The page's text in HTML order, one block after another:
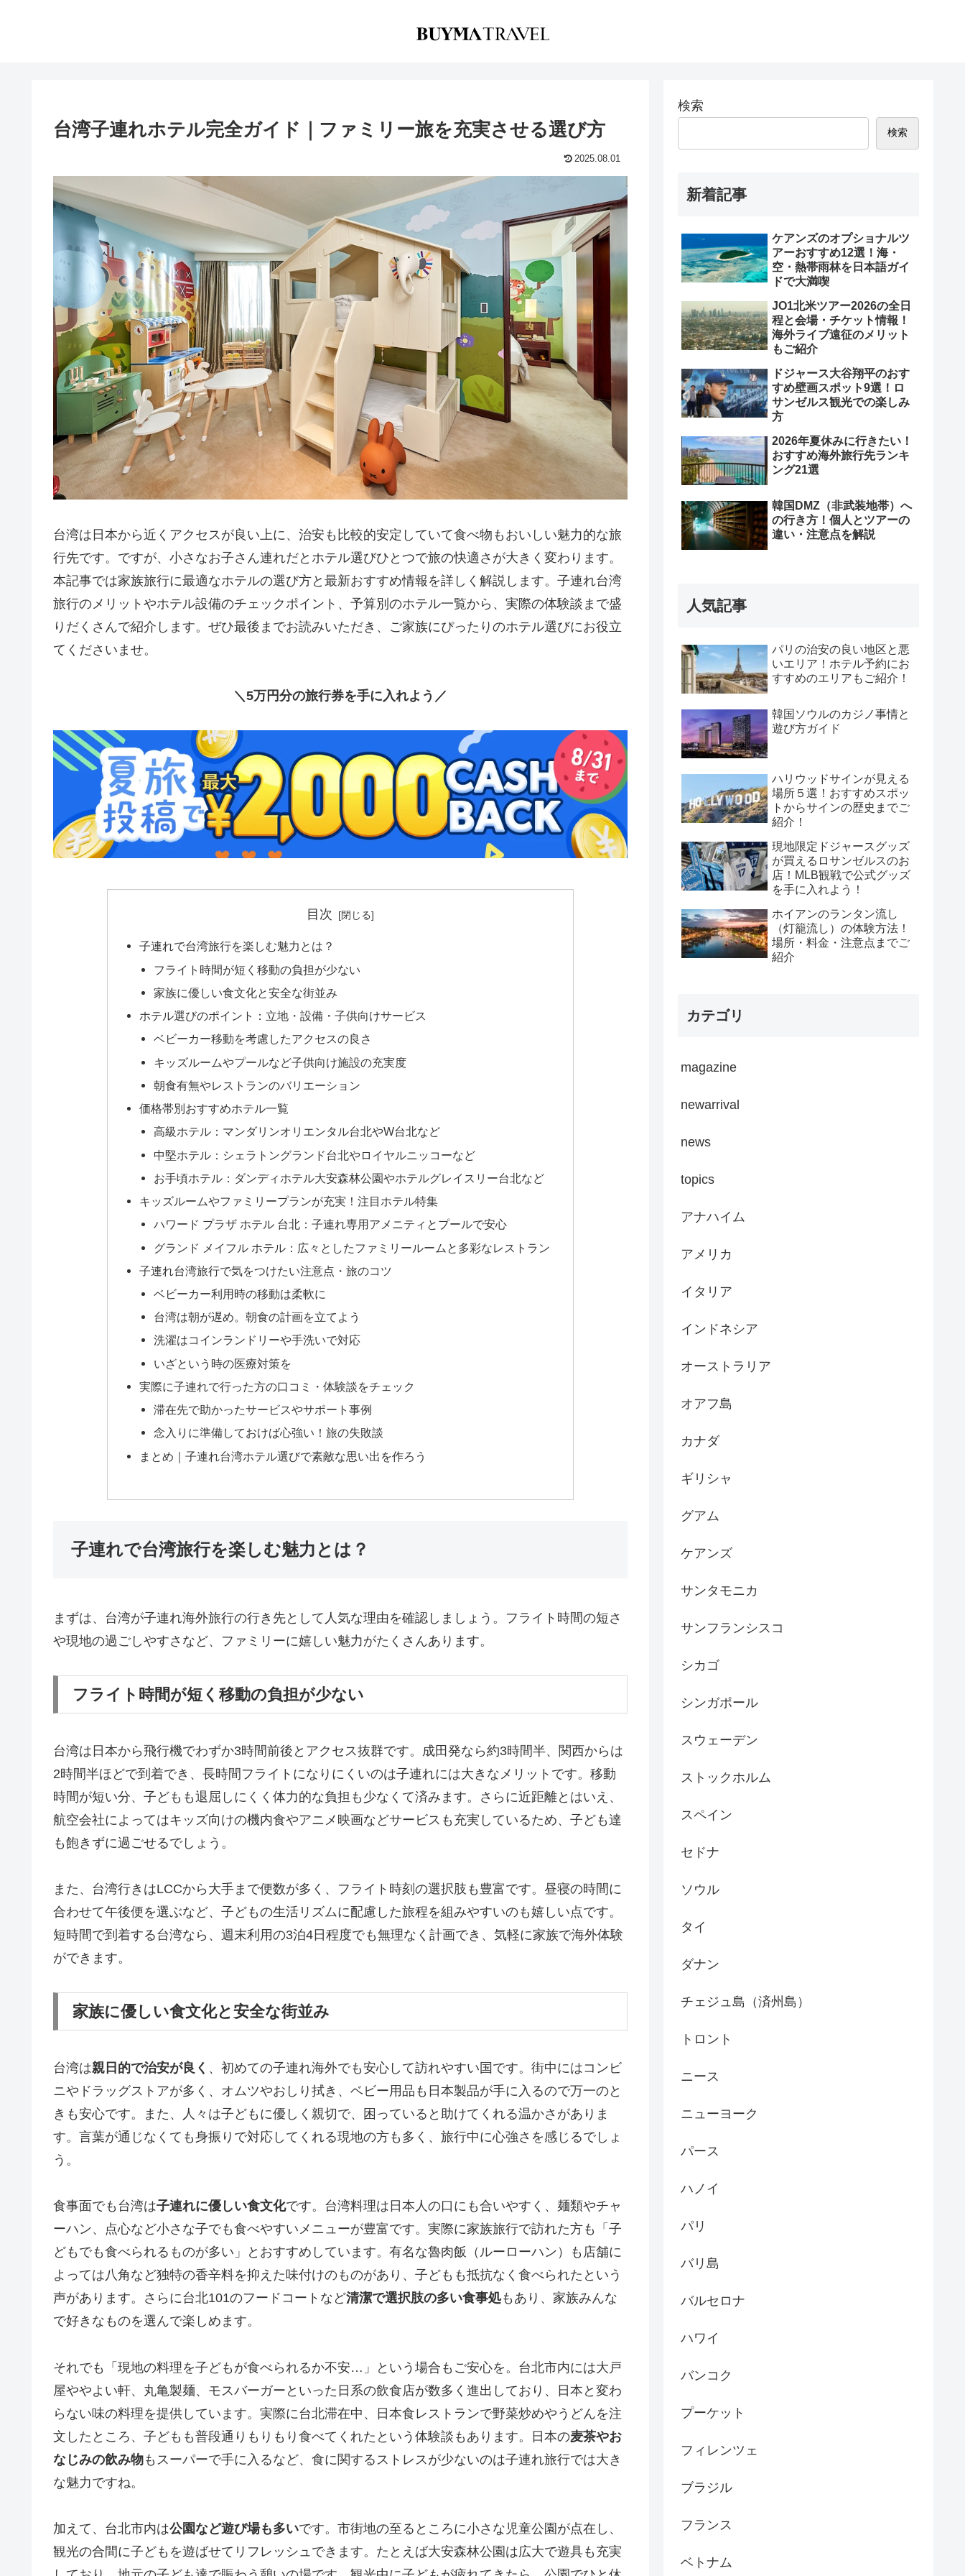
台湾子連れホテル完全ガイド｜ファミリー旅を充実させる選び方
2025.08.01
台湾は日本から近くアクセスが良い上に、治安も比較的安定していて食べ物もおいしい魅力的な旅
行先です。ですが、小さなお子さん連れだとホテル選びひとつで旅の快適さが大きく変わります。
本記事では家族旅行に最適なホテルの選び方と最新おすすめ情報を詳しく解説します。子連れ台湾
旅行のメリットやホテル設備のチェックポイント、予算別のホテル一覧から、実際の体験談まで盛
りだくさんで紹介します。ぜひ最後までお読みいただき、ご家族にぴったりのホテル選びにお役立
てくださいませ。
＼5万円分の旅行券を手に入れよう／
目次
子連れで台湾旅行を楽しむ魅力とは？
フライト時間が短く移動の負担が少ない
家族に優しい食文化と安全な街並み
ホテル選びのポイント：立地・設備・子供向けサービス
ベビーカー移動を考慮したアクセスの良さ
キッズルームやプールなど子供向け施設の充実度
朝食有無やレストランのバリエーション
価格帯別おすすめホテル一覧
高級ホテル：マンダリンオリエンタル台北やW台北など
中堅ホテル：シェラトングランド台北やロイヤルニッコーなど
お手頃ホテル：ダンディホテル大安森林公園やホテルグレイスリー台北など
キッズルームやファミリープランが充実！注目ホテル特集
ハワード プラザ ホテル 台北：子連れ専用アメニティとプールで安心
グランド メイフル ホテル：広々としたファミリールームと多彩なレストラン
子連れ台湾旅行で気をつけたい注意点・旅のコツ
ベビーカー利用時の移動は柔軟に
台湾は朝が遅め。朝食の計画を立てよう
洗濯はコインランドリーや手洗いで対応
いざという時の医療対策を
実際に子連れで行った方の口コミ・体験談をチェック
滞在先で助かったサービスやサポート事例
念入りに準備しておけば心強い！旅の失敗談
まとめ｜子連れ台湾ホテル選びで素敵な思い出を作ろう
子連れで台湾旅行を楽しむ魅力とは？
まずは、台湾が子連れ海外旅行の行き先として人気な理由を確認しましょう。フライト時間の短さ
や現地の過ごしやすさなど、ファミリーに嬉しい魅力がたくさんあります。
フライト時間が短く移動の負担が少ない
台湾は日本から飛行機でわずか3時間前後とアクセス抜群です。成田発なら約3時間半、関西からは
2時間半ほどで到着でき、長時間フライトになりにくいのは子連れには大きなメリットです。移動
時間が短い分、子どもも退屈しにくく体力的な負担も少なくて済みます。さらに近距離とはいえ、
航空会社によってはキッズ向けの機内食やアニメ映画などサービスも充実しているため、子ども達
も飽きずに過ごせるでしょう。
また、台湾行きはLCCから大手まで便数が多く、フライト時刻の選択肢も豊富です。昼寝の時間に
合わせて午後便を選ぶなど、子どもの生活リズムに配慮した旅程を組みやすいのも嬉しい点です。
短時間で到着する台湾なら、週末利用の3泊4日程度でも無理なく計画でき、気軽に家族で海外体験
ができます。
家族に優しい食文化と安全な街並み
台湾は親日的で治安が良く 、初めての子連れ海外でも安心して訪れやすい国です。街中にはコンビ
ニやドラッグストアが多く、オムツやおしり拭き、ベビー用品も日本製品が手に入るので万一のと
きも安心です。また、人々は子どもに優しく親切で、困っていると助けてくれる温かさがありま
す。言葉が通じなくても身振りで対応してくれる現地の方も多く、旅行中に心強さを感じるでしょ
う。
食事面でも台湾は子連れに優しい食文化です。台湾料理は日本人の口にも合いやすく、麺類やチャ
ーハン、点心など小さな子でも食べやすいメニューが豊富です。実際に家族旅行で訪れた方も「子
どもでも食べられるものが多い」とおすすめしています。有名な魯肉飯（ルーローハン）も店舗に
よっては八角など独特の香辛料を抑えた味付けのものがあり、子どもも抵抗なく食べられたという
声があります。さらに台北101のフードコートなど清潔で選択肢の多い食事処もあり、家族みんな
で好きなものを選んで楽しめます。
それでも「現地の料理を子どもが食べられるか不安…」という場合もご安心を。台北市内には大戸
屋ややよい軒、丸亀製麺、モスバーガーといった日系の飲食店が数多く進出しており、日本と変わ
らない味の料理を提供しています。実際に台北滞在中、日本食レストランで野菜炒めやうどんを注
文したところ、子どもも普段通りもりもり食べてくれたという体験談もあります。日本の麦茶やお
なじみの飲み物もスーパーで手に入るなど、食に関するストレスが少ないのは子連れ旅行では大き
な魅力ですね。
加えて、台北市内は公園など遊び場も多いです。市街地の至るところに小さな児童公園が点在し、
観光の合間に子どもを遊ばせてリフレッシュできます。たとえば大安森林公園は広大で遊具も充実
検索
検索
新着記事
ケアンズのオプショナルツ
アーおすすめ12選！海・
空・熱帯雨林を日本語ガイ
ドで大満喫
JO1北米ツアー2026の全日
程と会場・チケット情報！
海外ライブ遠征のメリット
もご紹介
ドジャース大谷翔平のおす
すめ壁画スポット9選！ロ
サンゼルス観光での楽しみ
方
2026年夏休みに行きたい！
おすすめ海外旅行先ランキ
ング21選
韓国DMZ（非武装地帯）へ
の行き方！個人とツアーの
違い・注意点を解説
人気記事
パリの治安の良い地区と悪
いエリア！ホテル予約にお
すすめのエリアもご紹介！
韓国ソウルのカジノ事情と
遊び方ガイド
ハリウッドサインが見える
場所５選！おすすめスポッ
トからサインの歴史までご
紹介！
現地限定ドジャースグッズ
が買えるロサンゼルスのお
店！MLB観戦で公式グッズ
を手に入れよう！
ホイアンのランタン流し
（灯籠流し）の体験方法！
場所・料金・注意点までご
紹介
カテゴリ
magazine
newarrival
news
topics
アナハイム
アメリカ
イタリア
インドネシア
オーストラリア
オアフ島
カナダ
ギリシャ
グアム
ケアンズ
サンタモニカ
サンフランシスコ
シカゴ
シンガポール
スウェーデン
ストックホルム
スペイン
セドナ
ソウル
タイ
ダナン
チェジュ島（済州島）
トロント
ニース
ニューヨーク
パース
ハノイ
パリ
バリ島
バルセロナ
ハワイ
バンコク
プーケット
フィレンツェ
ブラジル
フランス
ベトナム